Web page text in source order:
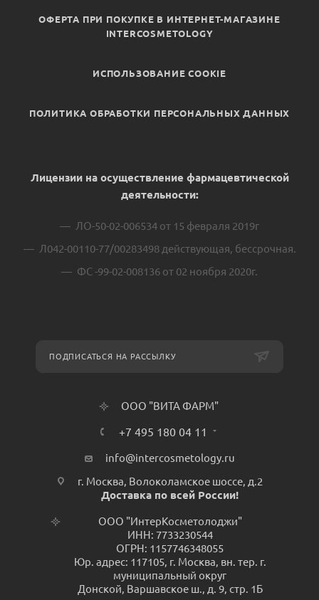
ОФЕРТА ПРИ ПОКУПКЕ В ИНТЕРНЕТ-МАГАЗИНЕ
INTERCOSMETOLOGY
ИСПОЛЬЗОВАНИЕ COOKIE
ПОЛИТИКА ОБРАБОТКИ ПЕРСОНАЛЬНЫХ ДАННЫХ
Лицензии на осуществление фармацевтической
деятельности:
ЛО-50-02-006534 от 15 февраля 2019г
Л042-00110-77/00283498 действующая, бессрочная.
ФС -99-02-008136 от 02 ноября 2020г.
ПОДПИСАТЬСЯ НА РАССЫЛКУ
ООО "ВИТА ФАРМ"
+7 495 180 04 11
info@intercosmetology.ru
г. Москва, Волоколамское шоссе, д.2
Доставка по всей России!
ООО "ИнтерКосметолоджи"
ИНН: 7733230544
ОГРН: 1157746348055
Юр. адрес: 117105, г. Москва, вн. тер. г.
муниципальный округ
Донской, Варшавское ш., д. 9, стр. 1Б